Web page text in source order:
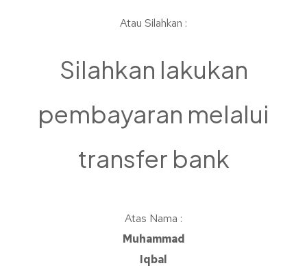
Atau Silahkan :
Silahkan lakukan
pembayaran melalui
transfer bank
Atas Nama :
Muhammad
Iqbal